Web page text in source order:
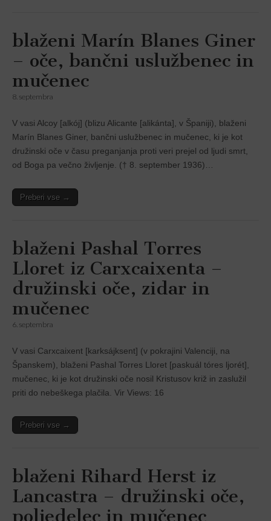
blaženi Marín Blanes Giner
– oče, bančni uslužbenec in
mučenec
8. septembra
V vasi Alcoy [alkój] (blizu Alicante [alikánta], v Španiji), blaženi
Marín Blanes Giner, bančni uslužbenec in mučenec, ki je kot
družinski oče v času preganjanja proti veri prejel od ljudi smrt,
od Boga pa večno življenje. († 8. september 1936)…
Preberi vse →
blaženi Pashal Torres
Lloret iz Carxcaixenta –
družinski oče, zidar in
mučenec
6. septembra
V vasi Carxcaixent [karksájksent] (v pokrajini Valenciji, na
Španskem), blaženi Pashal Torres Lloret [paskuál tóres ljorét],
mučenec, ki je kot družinski oče nosil Kristusov križ in zaslužil
priti do nebeškega plačila. Vir Views: 16
Preberi vse →
blaženi Rihard Herst iz
Lancastra – družinski oče,
poljedelec in mučenec